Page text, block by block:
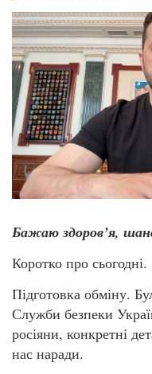
Бажаю здоров’я,
Коротко про сьогодні.
Підготовка обміну.
Служби безпеки
росіяни, конкретні
нас наради.